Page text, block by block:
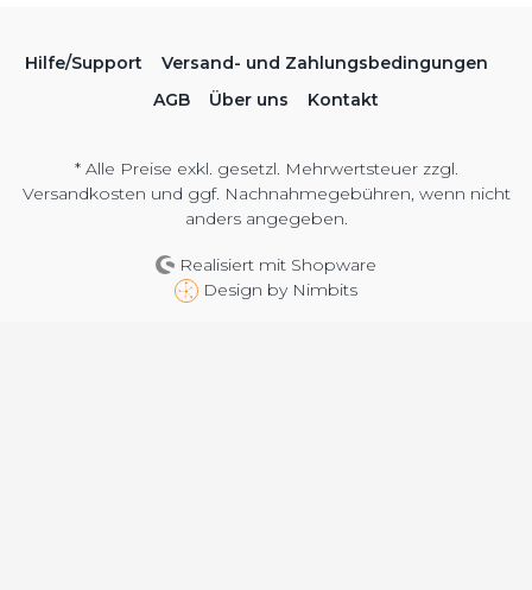
Hilfe/Support
Versand- und Zahlungsbedingungen
AGB
Über uns Kontakt
* Alle Preise exkl. gesetzl. Mehrwertsteuer zzgl.
Versandkosten und ggf. Nachnahmegebühren, wenn nicht
anders angegeben.
Realisiert mit Shopware
Design by Nimbits